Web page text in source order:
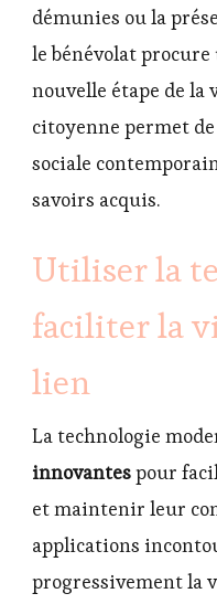
démunies ou la
le bénévolat procure
nouvelle étape de
citoyenne permet
sociale
savoirs acquis.
Utiliser la
faciliter la
lien
La technologie
innovantespour
et maintenir leur
applications
progressivement la